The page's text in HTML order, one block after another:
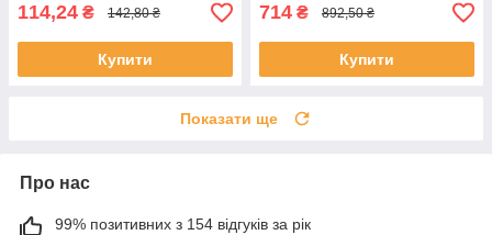
114,24 ₴ 142,80 ₴
Купити
714 ₴ 892,50 ₴
Купити
Показати ще
Про нас
99% позитивних з 154 відгуків за рік